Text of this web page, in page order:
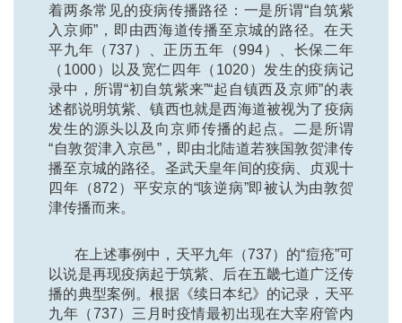
着两条常见的疫病传播路径：一是所谓“自筑紫
入京师”，即由西海道传播至京城的路径。在天
平九年（737）、正历五年（994）、长保二年
（1000）以及宽仁四年（1020）发生的疫病记
录中，所谓“初自筑紫来”“起自镇西及京师”的表
述都说明筑紫、镇西也就是西海道被视为了疫病
发生的源头以及向京师传播的起点。二是所谓
“自敦贺津入京邑”，即由北陆道若狭国敦贺津传
播至京城的路径。圣武天皇年间的疫病、贞观十
四年（872）平安京的“咳逆病”即被认为由敦贺
津传播而来。
在上述事例中，天平九年（737）的“痘疮”可
以说是再现疫病起于筑紫、后在五畿七道广泛传
播的典型案例。根据《续日本纪》的记录，天平
九年（737）三月时疫情最初出现在大宰府管内